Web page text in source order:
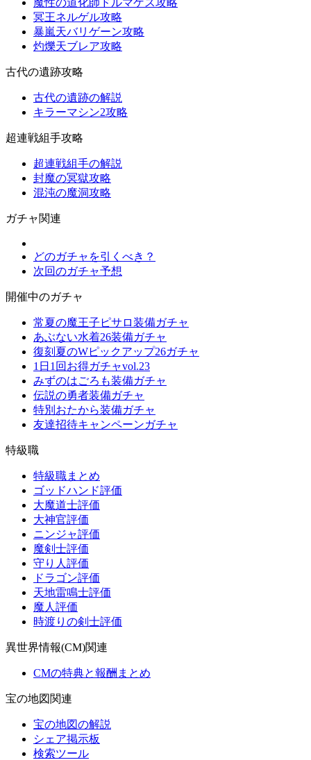
魔性の道化師ドルマゲス攻略
冥王ネルゲル攻略
暴嵐天バリゲーン攻略
灼爍天ブレア攻略
古代の遺跡攻略
古代の遺跡の解説
キラーマシン2攻略
超連戦組手攻略
超連戦組手の解説
封魔の冥獄攻略
混沌の魔洞攻略
ガチャ関連
どのガチャを引くべき？
次回のガチャ予想
開催中のガチャ
常夏の魔王子ピサロ装備ガチャ
あぶない水着26装備ガチャ
復刻夏のWピックアップ26ガチャ
1日1回お得ガチャvol.23
みずのはごろも装備ガチャ
伝説の勇者装備ガチャ
特別おたから装備ガチャ
友達招待キャンペーンガチャ
特級職
特級職まとめ
ゴッドハンド評価
大魔道士評価
大神官評価
ニンジャ評価
魔剣士評価
守り人評価
ドラゴン評価
天地雷鳴士評価
魔人評価
時渡りの剣士評価
異世界情報(CM)関連
CMの特典と報酬まとめ
宝の地図関連
宝の地図の解説
シェア掲示板
検索ツール